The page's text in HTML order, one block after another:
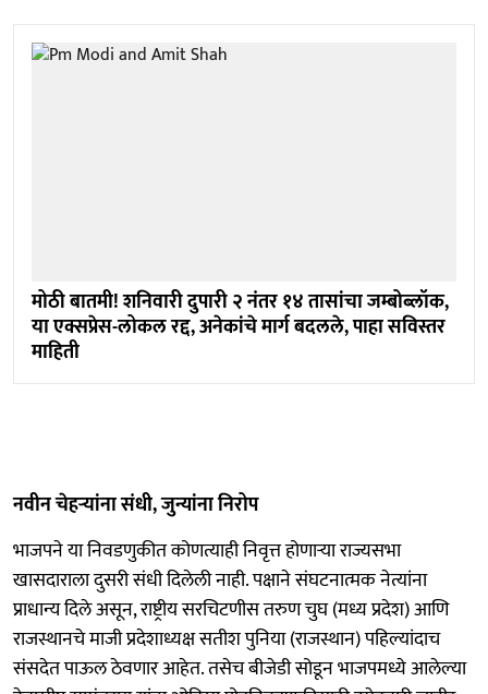
मोठी बातमी! शनिवारी दुपारी २ नंतर १४ तासांचा जम्बोब्लॉक,
या एक्सप्रेस-लोकल रद्द, अनेकांचे मार्ग बदलले, पाहा सविस्तर
माहिती
नवीन चेहऱ्यांना संधी, जुन्यांना निरोप
भाजपने या निवडणुकीत कोणत्याही निवृत्त होणाऱ्या राज्यसभा
खासदाराला दुसरी संधी दिलेली नाही. पक्षाने संघटनात्मक नेत्यांना
प्राधान्य दिले असून, राष्ट्रीय सरचिटणीस तरुण चुघ (मध्य प्रदेश) आणि
राजस्थानचे माजी प्रदेशाध्यक्ष सतीश पुनिया (राजस्थान) पहिल्यांदाच
संसदेत पाऊल ठेवणार आहेत. तसेच बीजेडी सोडून भाजपमध्ये आलेल्या